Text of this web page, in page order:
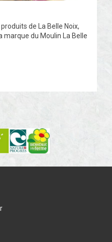
de La Belle Noix,
marque du Moulin La Belle